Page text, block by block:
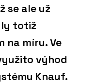
se ale už
totiž
na míru. Ve
výhod
Knauf.